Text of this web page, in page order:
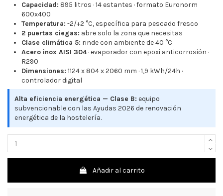
Capacidad: 895 litros · 14 estantes · formato Euronorm
600x400
Temperatura: -2/+2 °C, específica para pescado fresco
2 puertas ciegas: abre solo la zona que necesitas
Clase climática 5: rinde con ambiente de 40 °C
Acero inox AISI 304· evaporador con epoxi anticorrosión ·
R290
Dimensiones: 1124 x 804 x 2060 mm · 1,9 kWh/24h ·
controlador digital
Alta eficiencia energética — Clase B: equipo
subvencionable con las Ayudas 2026 de renovación
energética de la hostelería.
Añadir al carrito